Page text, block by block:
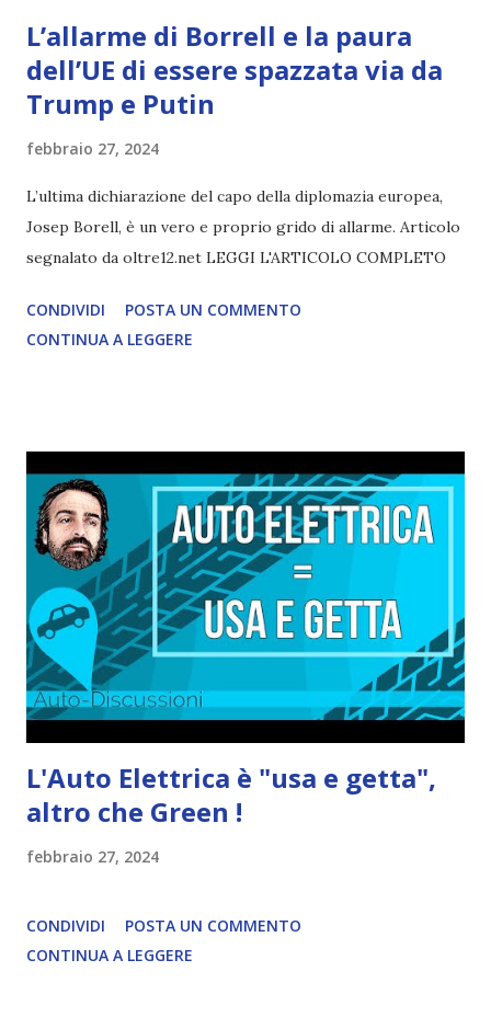
L’allarme di Borrell e la paura
dell’UE di essere spazzata via da
Trump e Putin
febbraio 27, 2024
L’ultima dichiarazione del capo della diplomazia europea,
Josep Borell, è un vero e proprio grido di allarme. Articolo
segnalato da oltre12.net LEGGI L'ARTICOLO COMPLETO
CONDIVIDI
POSTA UN COMMENTO
CONTINUA A LEGGERE
L'Auto Elettrica è "usa e getta",
altro che Green !
febbraio 27, 2024
CONDIVIDI
POSTA UN COMMENTO
CONTINUA A LEGGERE